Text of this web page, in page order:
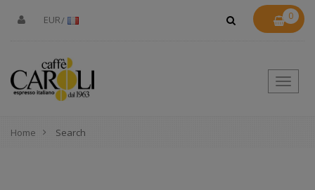
EUR 0
Toggle
Home Search